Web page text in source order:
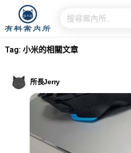
Tag: 小米的相關文章
所長Jerry